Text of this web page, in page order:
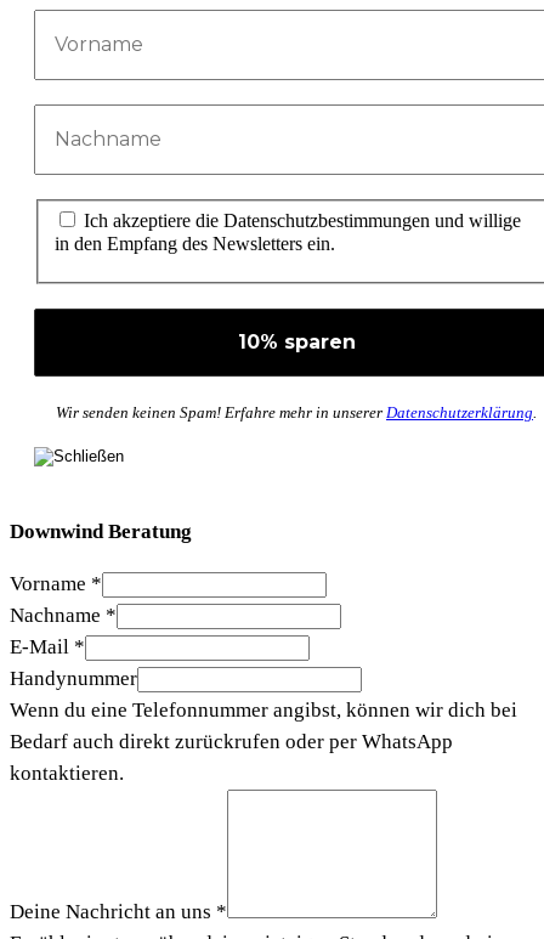
Ich akzeptiere die Datenschutzbestimmungen und willige
in den Empfang des Newsletters ein.
Wir senden keinen Spam! Erfahre mehr in unserer Datenschutzerklärung.
Downwind Beratung
Vorname *
Nachname *
E-Mail *
Handynummer
Wenn du eine Telefonnummer angibst, können wir dich bei
Bedarf auch direkt zurückrufen oder per WhatsApp
kontaktieren.
Deine Nachricht an uns *